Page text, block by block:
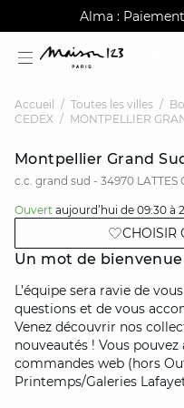
Livraison
AGUA :
Alma :
Accueil Toutes les villes
CEDEX
MONTPELLIER
Montpellier Grand
c.c. grand sud - 34970 LATTES
Ouvert aujourd’hui de 09:30 à
CHOISIR
Un mot de
L’équipe sera ravie de
questions et de vous
Venez découvrir nos
nouveautés ! Vous
commandes web (hors
Printemps/Galeries